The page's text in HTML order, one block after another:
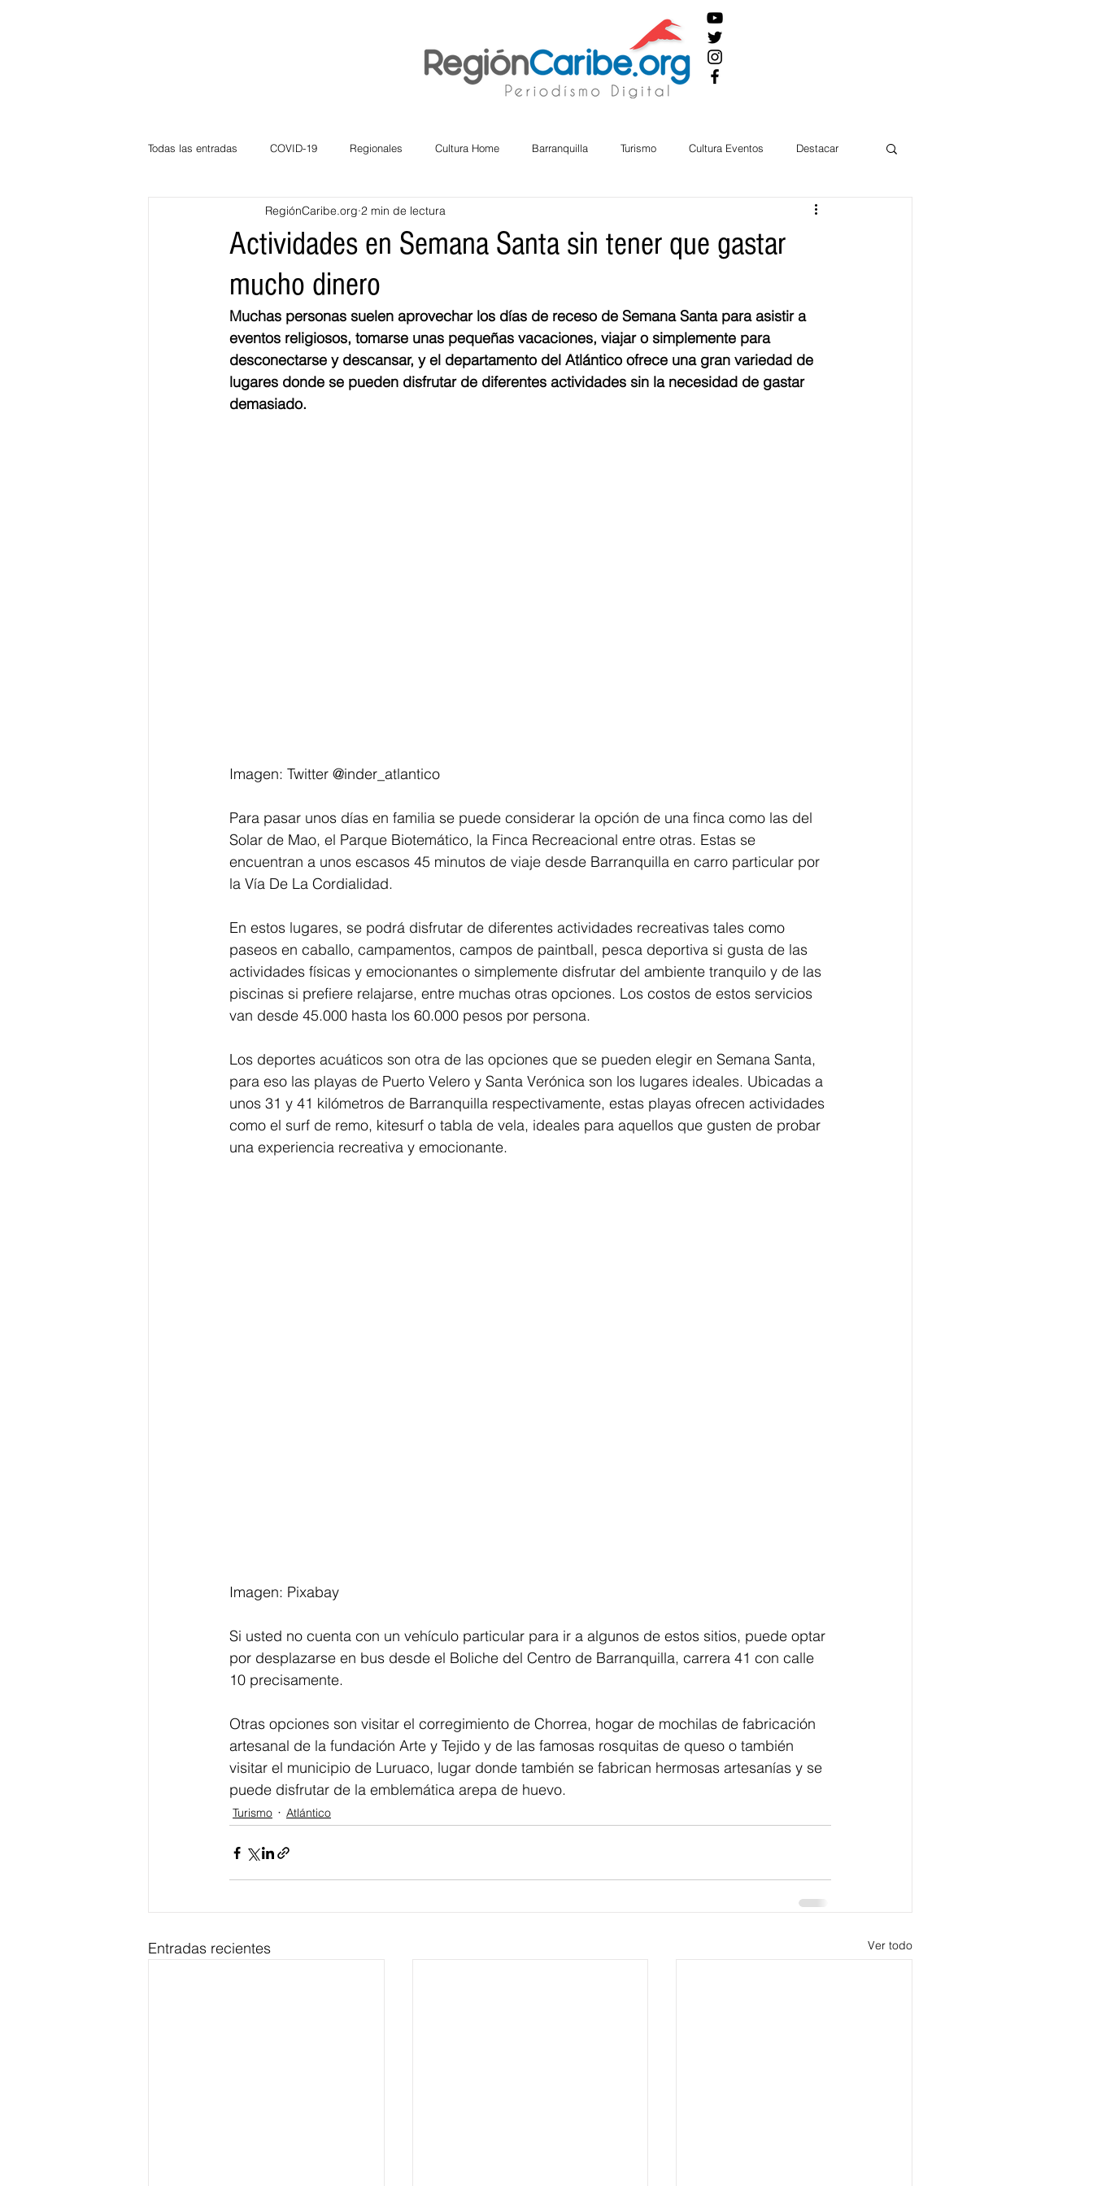
Todas las entradas COVID-19 Regionales Cultura Home Barranquilla Turismo Cultura Eventos Destacar
Atlántico La Guajira Cesar
Bloggeros Hermanos Mayores
Educación BID BIENESTAR AMBIENTAL AFRO
Actividades en Semana Santa sin tener que gastar
mucho dinero
RegiónCaribe.org 2 min de lectura
Muchas personas suelen aprovechar los días de receso de Semana Santa para asistir a
eventos religiosos, tomarse unas pequeñas vacaciones, viajar o simplemente para
desconectarse y descansar, y el departamento del Atlántico ofrece una gran variedad de
lugares donde se pueden disfrutar de diferentes actividades sin la necesidad de gastar
demasiado.
Imagen: Twitter @inder_atlantico
Para pasar unos días en familia se puede considerar la opción de una finca como las del
Solar de Mao, el Parque Biotemático, la Finca Recreacional entre otras. Estas se
encuentran a unos escasos 45 minutos de viaje desde Barranquilla en carro particular por
la Vía De La Cordialidad.
En estos lugares, se podrá disfrutar de diferentes actividades recreativas tales como
paseos en caballo, campamentos, campos de paintball, pesca deportiva si gusta de las
actividades físicas y emocionantes o simplemente disfrutar del ambiente tranquilo y de las
piscinas si prefiere relajarse, entre muchas otras opciones. Los costos de estos servicios
van desde 45.000 hasta los 60.000 pesos por persona.
Los deportes acuáticos son otra de las opciones que se pueden elegir en Semana Santa,
para eso las playas de Puerto Velero y Santa Verónica son los lugares ideales. Ubicadas a
unos 31 y 41 kilómetros de Barranquilla respectivamente, estas playas ofrecen actividades
como el surf de remo, kitesurf o tabla de vela, ideales para aquellos que gusten de probar
una experiencia recreativa y emocionante.
Imagen: Pixabay
Si usted no cuenta con un vehículo particular para ir a algunos de estos sitios, puede optar
por desplazarse en bus desde el Boliche del Centro de Barranquilla, carrera 41 con calle
10 precisamente.
Otras opciones son visitar el corregimiento de Chorrea, hogar de mochilas de fabricación
artesanal de la fundación Arte y Tejido y de las famosas rosquitas de queso o también
visitar el municipio de Luruaco, lugar donde también se fabrican hermosas artesanías y se
puede disfrutar de la emblemática arepa de huevo.
Turismo Atlántico
Entradas recientes Ver todo